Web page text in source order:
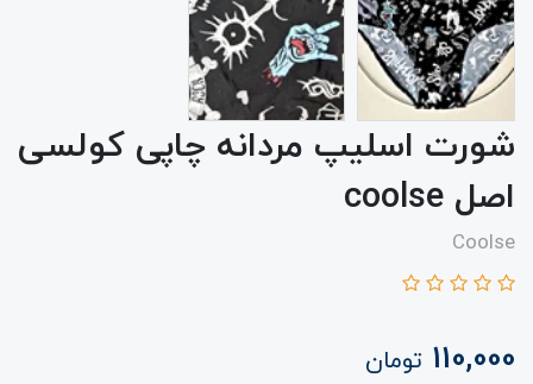
شورت اسلیپ مردانه چاپی کولسی
اصل coolse
Coolse
110,000 تومان